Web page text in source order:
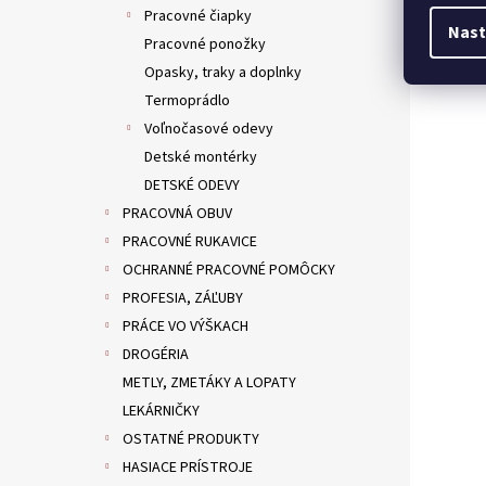
Pracovné čiapky
Pracovné ponožky
Opasky, traky a doplnky
Termoprádlo
Voľnočasové odevy
Detské montérky
DETSKÉ ODEVY
PRACOVNÁ OBUV
PRACOVNÉ RUKAVICE
OCHRANNÉ PRACOVNÉ POMÔCKY
PROFESIA, ZÁĽUBY
PRÁCE VO VÝŠKACH
DROGÉRIA
METLY, ZMETÁKY A LOPATY
LEKÁRNIČKY
OSTATNÉ PRODUKTY
HASIACE PRÍSTROJE